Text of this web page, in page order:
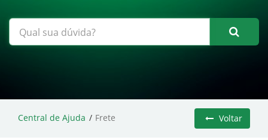
Central de Ajuda Frete Voltar